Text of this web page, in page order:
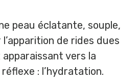
peau éclatante, souple,
de rides dues
vers la
: l’hydratation.